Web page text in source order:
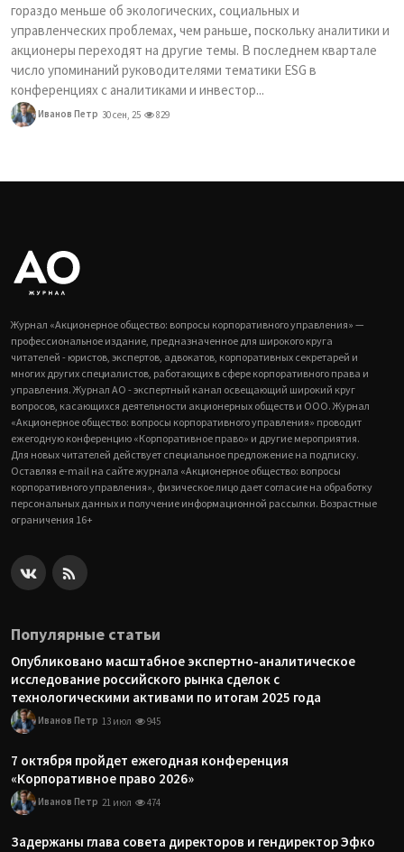
гораздо меньше об экологических, социальных и
управленческих проблемах, чем раньше, поскольку аналитики и
акционеры переходят на другие темы. В последнем квартале
число упоминаний руководителями тематики ESG в
конференциях с аналитиками и инвестор...
Иванов Петр 30 сен, 25 829
Журнал «Акционерное общество: вопросы корпоративного управления» —
профессиональное издание, предназначенное для широкого круга
читателей - юристов, экспертов, адвокатов, корпоративных секретарей и
многих других специалистов, работающих в сфере корпоративного права и
управления. Журнал АО - экспертный канал освещающий широкий круг
вопросов, касающихся деятельности акционерных обществ и ООО. Журнал
«Акционерное общество: вопросы корпоративного управления» проводит
ежегодную конференцию «Корпоративное право» и другие мероприятия.
Для новых читателей действует специальное предложение на подписку.
Оставляя e-mail на сайте журнала «Акционерное общество: вопросы
корпоративного управления», физическое лицо дает согласие на обработку
персональных данных и получение информационной рассылки. Возрастные
ограничения 16+
Популярные статьи
Опубликовано масштабное экспертно-аналитическое
исследование российского рынка сделок с
технологическими активами по итогам 2025 года
Иванов Петр 13 июл 945
7 октября пройдет ежегодная конференция
«Корпоративное право 2026»
Иванов Петр 21 июл 474
Задержаны глава совета директоров и гендиректор Эфко